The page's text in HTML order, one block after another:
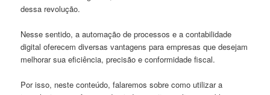
dessa revolução.
Nesse sentido, a automação de processos e a contabilidade
digital oferecem diversas vantagens para empresas que desejam
melhorar sua eficiência, precisão e conformidade fiscal.
Por isso, neste conteúdo, falaremos sobre como utilizar a